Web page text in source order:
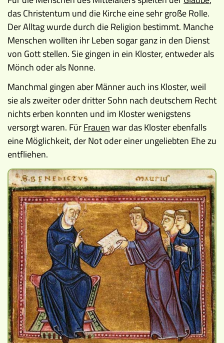
Museen
das Christentum und die Kirche eine sehr große Rolle.
Der Alltag wurde durch die Religion bestimmt. Manche
Menschen wollten ihr Leben sogar ganz in den Dienst
von Gott stellen. Sie gingen in ein Kloster, entweder als
Mönch oder als Nonne.
Manchmal gingen aber Männer auch ins Kloster, weil
sie als zweiter oder dritter Sohn nach deutschem Recht
nichts erben konnten und im Kloster wenigstens
versorgt waren. FürFrauenwar das Kloster ebenfalls
eine Möglichkeit, der Not oder einer ungeliebten Ehe zu
entfliehen.